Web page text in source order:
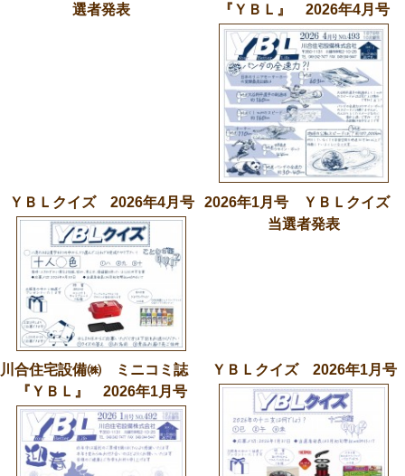
選者発表
『ＹＢＬ』 2026年4月号
ＹＢＬクイズ 2026年4月号
2026年1月号 ＹＢＬクイズ
当選者発表
川合住宅設備㈱ ミニコミ誌
『ＹＢＬ』 2026年1月号
ＹＢＬクイズ 2026年1月号